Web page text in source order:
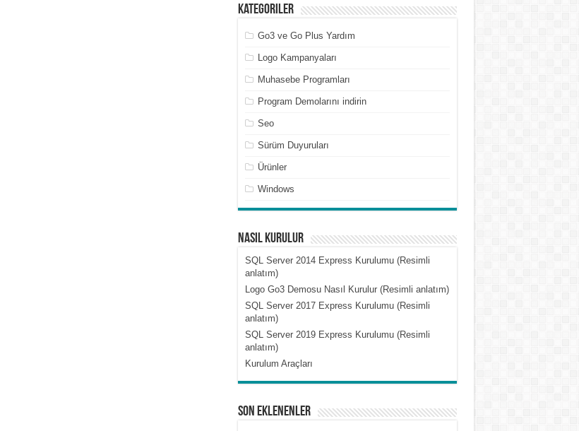
Kategoriler
Go3 ve Go Plus Yardım
Logo Kampanyaları
Muhasebe Programları
Program Demolarını indirin
Seo
Sürüm Duyuruları
Ürünler
Windows
Nasıl Kurulur
SQL Server 2014 Express Kurulumu (Resimli
anlatım)
Logo Go3 Demosu Nasıl Kurulur (Resimli anlatım)
SQL Server 2017 Express Kurulumu (Resimli
anlatım)
SQL Server 2019 Express Kurulumu (Resimli
anlatım)
Kurulum Araçları
Son Eklenenler